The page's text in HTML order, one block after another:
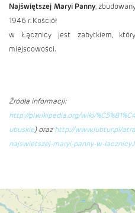
Najświętszej Maryi Panny,
1946 r. Kościół
w Łącznicy jest zabytkiem,
miejscowości.
Źródła informacji:
http://pl.wikipedia.org/wiki/
ubuskie) oraz http://www.lubtur.pl/
najswietszej-maryi-panny-w-